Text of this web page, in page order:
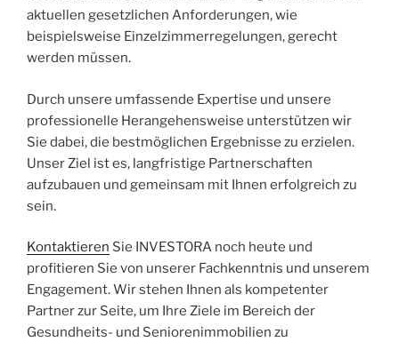
aktuellen gesetzlichen Anforderungen, wie
beispielsweise Einzelzimmerregelungen, gerecht
werden müssen.
Durch unsere umfassende Expertise und unsere
professionelle Herangehensweise unterstützen wir
Sie dabei, die bestmöglichen Ergebnisse zu erzielen.
Unser Ziel ist es, langfristige Partnerschaften
aufzubauen und gemeinsam mit Ihnen erfolgreich zu
sein.
Kontaktieren Sie INVESTORA noch heute und
profitieren Sie von unserer Fachkenntnis und unserem
Engagement. Wir stehen Ihnen als kompetenter
Partner zur Seite, um Ihre Ziele im Bereich der
Gesundheits- und Seniorenimmobilien zu